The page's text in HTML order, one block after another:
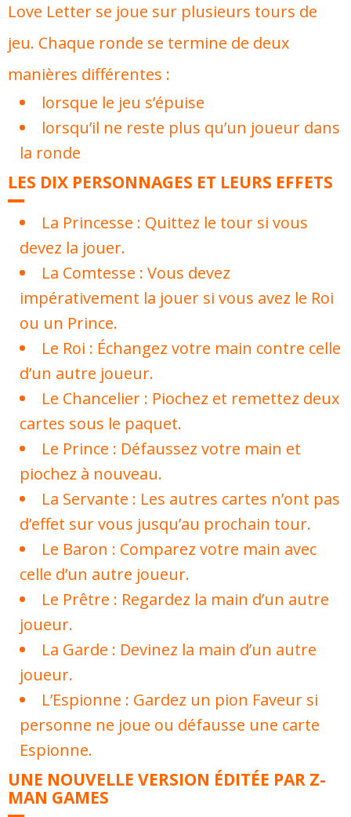
Love Letter se joue sur plusieurs tours de
jeu. Chaque ronde se termine de deux
manières différentes :
lorsque le jeu s’épuise
lorsqu’il ne reste plus qu’un joueur dans
la ronde
LES DIX PERSONNAGES ET LEURS EFFETS
La Princesse : Quittez le tour si vous
devez la jouer.
La Comtesse : Vous devez
impérativement la jouer si vous avez le Roi
ou un Prince.
Le Roi : Échangez votre main contre celle
d’un autre joueur.
Le Chancelier : Piochez et remettez deux
cartes sous le paquet.
Le Prince : Défaussez votre main et
piochez à nouveau.
La Servante : Les autres cartes n’ont pas
d’effet sur vous jusqu’au prochain tour.
Le Baron : Comparez votre main avec
celle d’un autre joueur.
Le Prêtre : Regardez la main d’un autre
joueur.
La Garde : Devinez la main d’un autre
joueur.
L’Espionne : Gardez un pion Faveur si
personne ne joue ou défausse une carte
Espionne.
UNE NOUVELLE VERSION ÉDITÉE PAR Z-
MAN GAMES